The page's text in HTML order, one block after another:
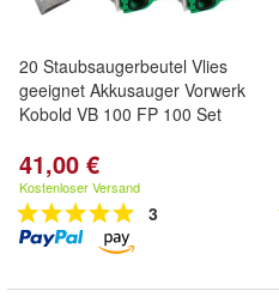
20 Staubsaugerbeutel Vlies
geeignet Akkusauger Vorwerk
Kobold VB 100 FP 100 Set
41,00 €
Kostenloser Versand
3